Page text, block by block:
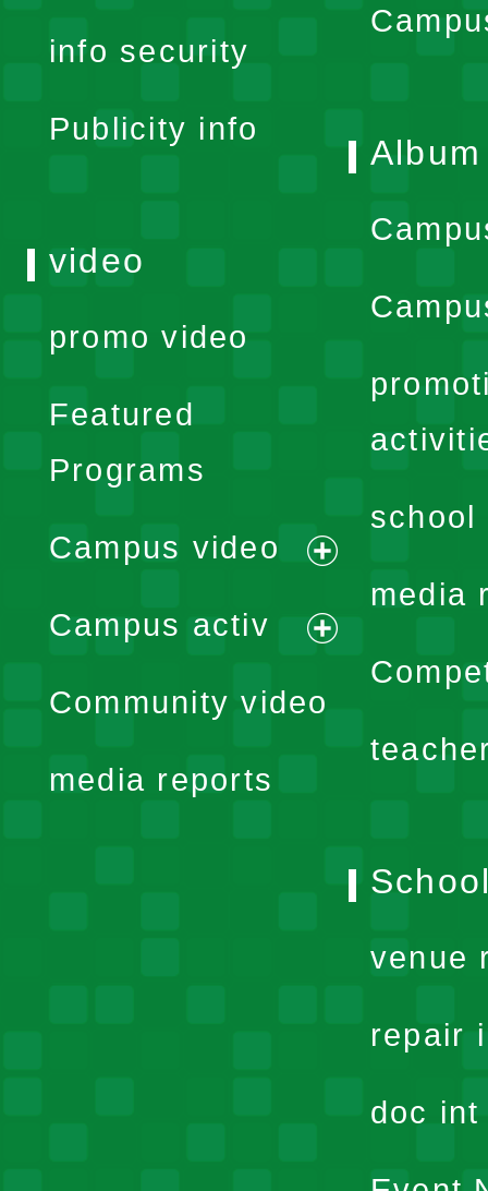
expand
info security
Publicity info
Album
school
media
video
promo video
Featured
Programs
Campus video
expand
menu
Campus activ
expand
Community video
media reports
venue
repair
doc